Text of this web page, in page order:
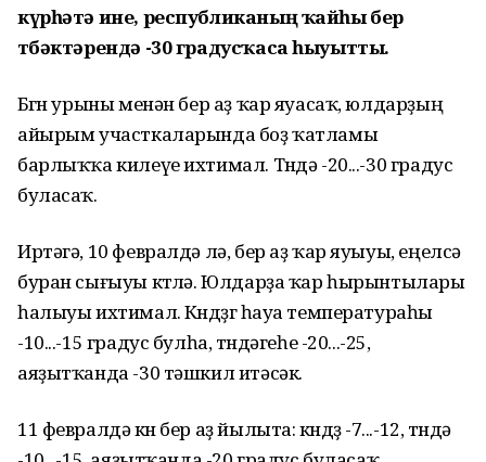
күрһәтә ине, республиканың ҡайһы бер
төбәктәрендә -30 градусҡаса һыуытты.
Бөгөн урыны менән бер аҙ ҡар яуасаҡ, юлдарҙың
айырым участкаларында боҙ ҡатламы
барлыҡҡа килеүе ихтимал. Төндә -20...-30 градус
буласаҡ.
Иртәгә, 10 февралдә лә, бер аҙ ҡар яуыуы, еңелсә
буран сығыуы көтөлә. Юлдарҙа ҡар һырынтылары
һалыуы ихтимал. Көндөҙгө һауа температураһы
-10...-15 градус булһа, төндәгеһе -20...-25,
аяҙытҡанда -30 тәшкил итәсәк.
11 февралдә көн бер аҙ йылыта: көндөҙ -7...-12, төндә